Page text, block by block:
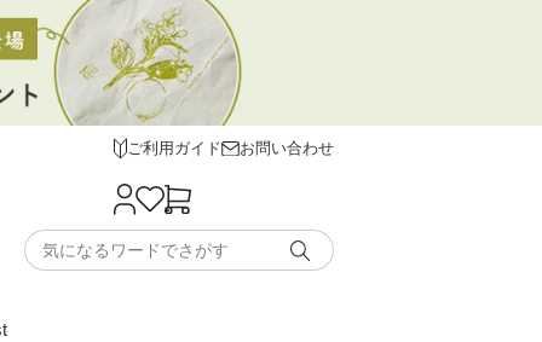
ご利用ガイド お問い合わせ